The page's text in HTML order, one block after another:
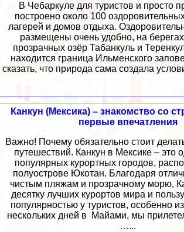
В Чебаркуле для туристов и просто
построено около 100
лагерей и домов отдыха.
размещены очень удобно, на
прозрачных озёр Табанкуль и
находится граница Ильменского
сказать, что природа сама создала
Канкун (Мексика) – знакомство со
первые впечатления
Важно! Почему обязательно стоит
путешествий. Канкун в Мексике – это
популярных курортных городов,
полуострове Юкотан. Благодаря
чистым пляжам и прозрачному морю,
десятку лучших курортов мира и
популярностью у туристов, особенно
нескольких дней в Майами, мы
…...